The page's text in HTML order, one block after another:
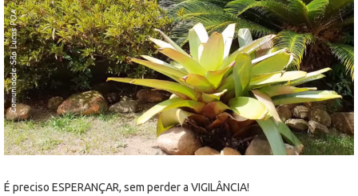
É preciso ESPERANÇAR, sem perder a VIGILÂNCIA!